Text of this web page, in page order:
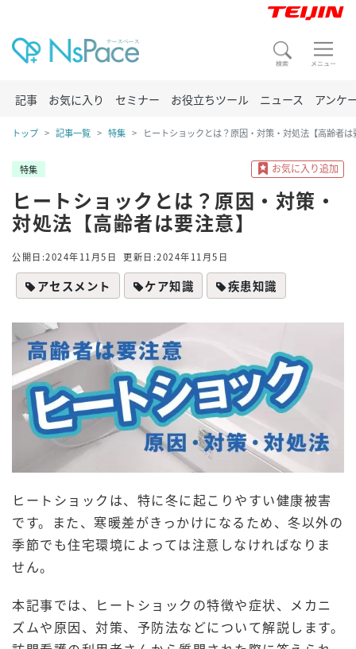
記事 お気に入り セミナー お役立ちツール ニュース アンケ
トップ 記事一覧 特集 ヒートショックとは？原因・対策・対処法【高齢者は
特集
ヒートショックとは？原因・対策・
対処法【高齢者は要注意】
公開日:2024年11月5日 更新日:2024年11月5日
アセスメント ケア知識 疾患知識
ヒートショックは、特に冬に起こりやすい健康被害
です。また、寒暖差がきっかけになるため、冬以外の
季節でも住宅環境によっては注意しなければなりま
せん。
本記事では、ヒートショックの特徴や症状、メカニ
ズムや原因、対策、予防法などについて解説します。